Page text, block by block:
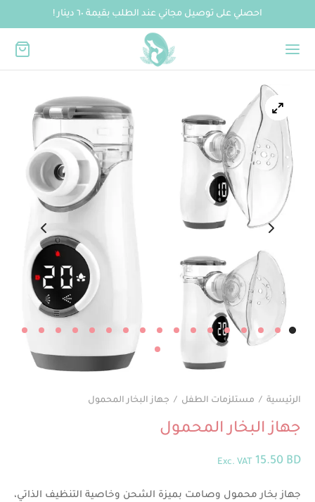
احصلي على توصيل مجاني عند الطلب بقيمة ٦٠ دينار !
الرئيسية / مستلزمات الطفل / جهاز البخار المحمول
جهاز البخار المحمول
15.50 BD
Exc. VAT
جهاز بخار محمول وصامت بميزة الشحن وخاصية التنظيف الذاتي،